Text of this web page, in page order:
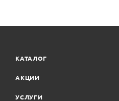
КАТАЛОГ
АКЦИИ
УСЛУГИ